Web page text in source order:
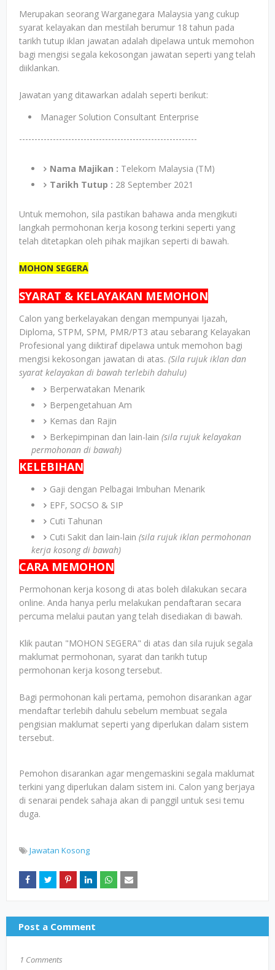
Merupakan seorang Warganegara Malaysia yang cukup
syarat kelayakan dan mestilah berumur 18 tahun pada
tarikh tutup iklan jawatan adalah dipelawa untuk memohon
bagi mengisi segala kekosongan jawatan seperti yang telah
diiklankan.
Jawatan yang ditawarkan adalah seperti berikut:
Manager Solution Consultant Enterprise
----------------------------------------------------------
Nama Majikan : Telekom Malaysia (TM)
Tarikh Tutup : 28 September 2021
Untuk memohon, sila pastikan bahawa anda mengikuti
langkah permohonan kerja kosong terkini seperti yang
telah ditetapkan oleh pihak majikan seperti di bawah.
MOHON SEGERA
SYARAT & KELAYAKAN MEMOHON
Calon yang berkelayakan dengan mempunyai Ijazah,
Diploma, STPM, SPM, PMR/PT3 atau sebarang Kelayakan
Profesional yang diiktiraf dipelawa untuk memohon bagi
mengisi kekosongan jawatan di atas. (Sila rujuk iklan dan
syarat kelayakan di bawah terlebih dahulu)
Berperwatakan Menarik
Berpengetahuan Am
Kemas dan Rajin
Berkepimpinan dan lain-lain (sila rujuk kelayakan
permohonan di bawah)
KELEBIHAN
Gaji dengan Pelbagai Imbuhan Menarik
EPF, SOCSO & SIP
Cuti Tahunan
Cuti Sakit dan lain-lain (sila rujuk iklan permohonan
kerja kosong di bawah)
CARA MEMOHON
Permohonan kerja kosong di atas boleh dilakukan secara
online. Anda hanya perlu melakukan pendaftaran secara
percuma melalui pautan yang telah disediakan di bawah.
Klik pautan "MOHON SEGERA" di atas dan sila rujuk segala
maklumat permohonan, syarat dan tarikh tutup
permohonan kerja kosong tersebut.
Bagi permohonan kali pertama, pemohon disarankan agar
mendaftar terlebih dahulu sebelum membuat segala
pengisian maklumat seperti yang diperlukan dalam sistem
tersebut.
Pemohon disarankan agar mengemaskini segala maklumat
terkini yang diperlukan dalam sistem ini. Calon yang berjaya
di senarai pendek sahaja akan di panggil untuk sesi temu
duga.
Jawatan Kosong
Post a Comment
1 Comments